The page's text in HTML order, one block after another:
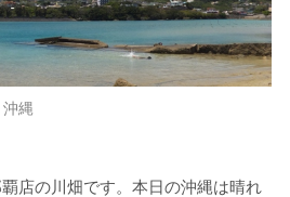
沖縄
店の川畑です。本日の沖縄は晴れ